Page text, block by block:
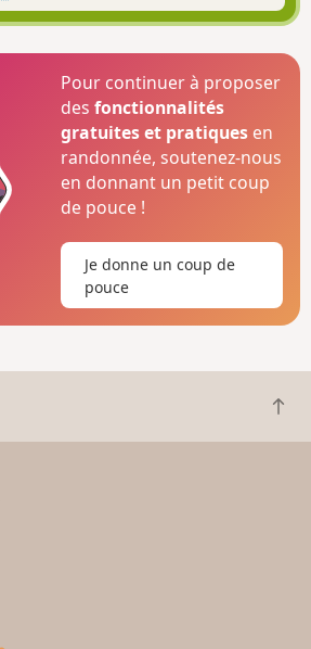
Pour continuer à proposer
desfonctionnalités
gratuites et pratiques en
randonnée, soutenez-nous
en donnant un petit coup
de pouce !
Je donne un coup de
pouce
R
e